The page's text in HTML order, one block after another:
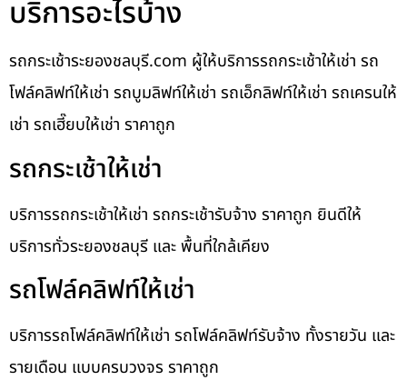
บริการอะไรบ้าง
รถกระเช้าระยองชลบุรี.com ผู้ให้บริการรถกระเช้าให้เช่า รถ
โฟล์คลิฟท์ให้เช่า รถบูมลิฟท์ให้เช่า รถเอ็กลิฟท์ให้เช่า รถเครนให้
เช่า รถเฮี๊ยบให้เช่า ราคาถูก
รถกระเช้าให้เช่า
บริการรถกระเช้าให้เช่า รถกระเช้ารับจ้าง ราคาถูก ยินดีให้
บริการทั่วระยองชลบุรี และ พื้นที่ใกล้เคียง
รถโฟล์คลิฟท์ให้เช่า
บริการรถโฟล์คลิฟท์ให้เช่า รถโฟล์คลิฟท์รับจ้าง ทั้งรายวัน และ
รายเดือน แบบครบวงจร ราคาถูก